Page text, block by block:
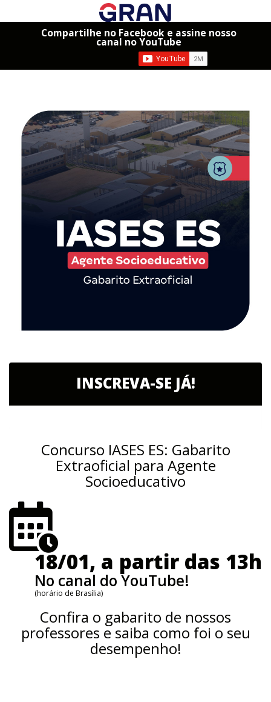
Compartilhe no Facebook e assine nosso
canal no YouTube
INSCREVA-SE JÁ!
Concurso IASES ES: Gabarito
Extraoficial para Agente
Socioeducativo
18/01, a partir das 13h
No canal do YouTube!
(horário de Brasília)
Confira o gabarito de nossos
professores e saiba como foi o seu
desempenho!